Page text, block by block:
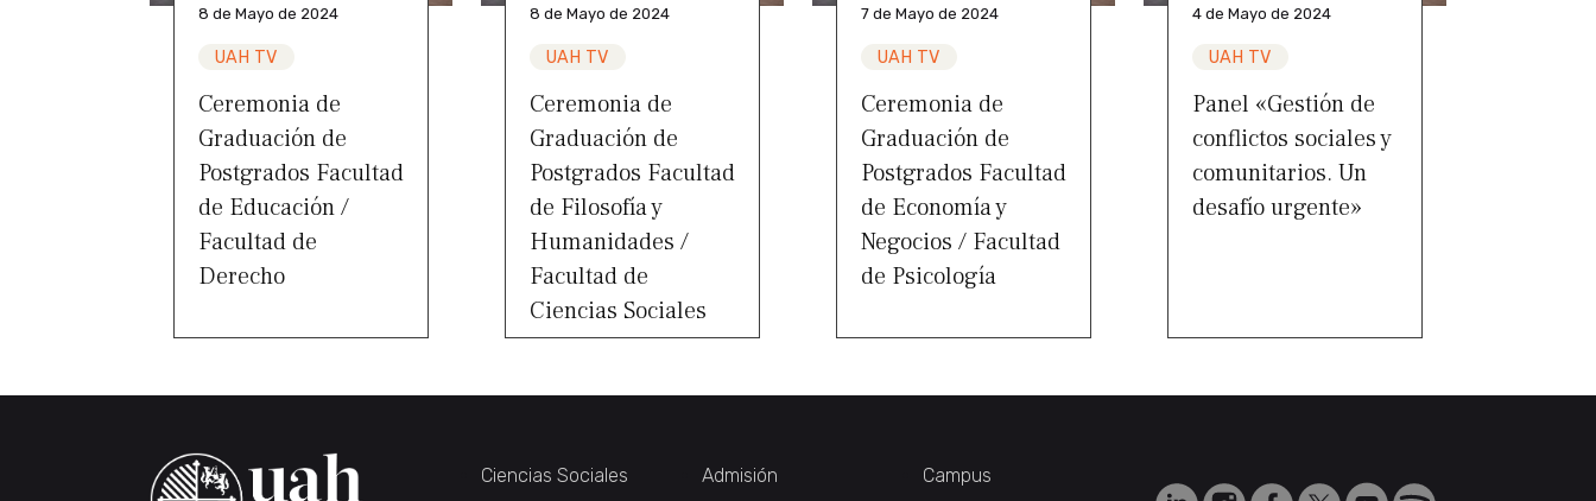
8 de Mayo de 2024
UAH TV
Ceremonia de
Graduación de
Postgrados Facultad
de Educación /
Facultad de
Derecho
8 de Mayo de 2024
UAH TV
Ceremonia de
Graduación de
Postgrados Facultad
de Filosofía y
Humanidades /
Facultad de
Ciencias Sociales
7 de Mayo de 2024
UAH TV
Ceremonia de
Graduación de
Postgrados Facultad
de Economía y
Negocios / Facultad
de Psicología
4 de Mayo de 2024
UAH TV
Panel «Gestión de
conflictos sociales y
comunitarios. Un
desafío urgente»
Ciencias Sociales Admisión Campus